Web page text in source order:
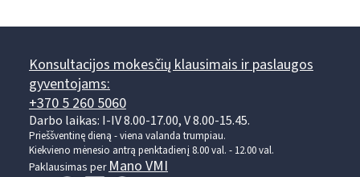
Konsultacijos mokesčių klausimais ir paslaugos
gyventojams:
+370 5 260 5060
Darbo laikas: I-IV 8.00-17.00, V 8.00-15.45.
Prieššventinę dieną - viena valanda trumpiau.
Kiekvieno mėnesio antrą penktadienį 8.00 val. - 12.00 val.
Paklausimas per Mano VMI